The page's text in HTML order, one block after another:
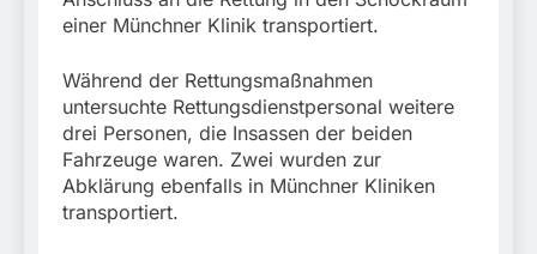
einer Münchner Klinik transportiert.
Während der Rettungsmaßnahmen
untersuchte Rettungsdienstpersonal weitere
drei Personen, die Insassen der beiden
Fahrzeuge waren. Zwei wurden zur
Abklärung ebenfalls in Münchner Kliniken
transportiert.